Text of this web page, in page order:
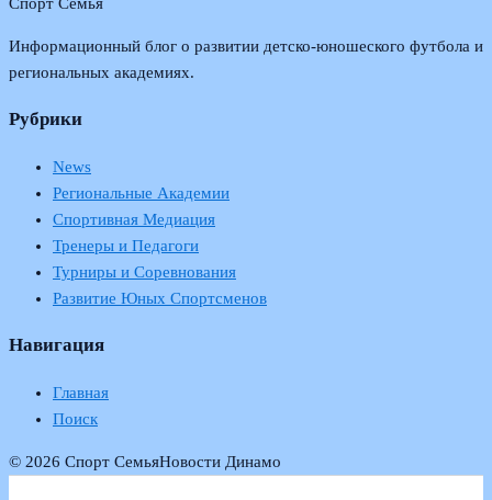
Спорт Семья
Информационный блог о развитии детско-юношеского футбола и
региональных академиях.
Рубрики
News
Региональные Академии
Спортивная Медиация
Тренеры и Педагоги
Турниры и Соревнования
Развитие Юных Спортсменов
Навигация
Главная
Поиск
© 2026 Спорт СемьяНовости Динамо